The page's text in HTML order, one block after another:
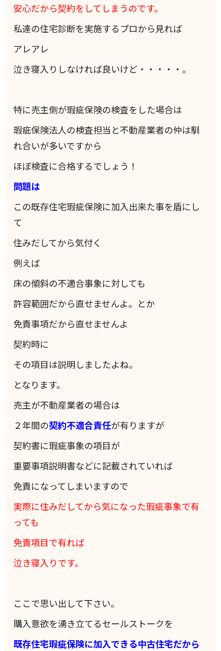
安心だから契約をしてしまうのです。
私達の住宅診断を実施するプロから見れば
アレアレ
泣き寝入りしなければ良いけど・・・・・。
特に売主側が瑕疵保険の検査をした場合は
瑕疵保険法人の検査担当と不動産業者の仲は馴
れ合いが多いですから
ほぼ検査に合格するでしょう！
問題は
この既存住宅瑕疵保険に加入出来た事を盾にし
て
住みだしてから気付く
例えば
床の傾斜の不適合事象に対しても
許容範囲だから直せませんよ。とか
免責事項だから直せませんよ
契約時に
その項目は説明しましたよね。
となります。
売主が不動産業者の場合は
２年間の契約不適合責任が有りますが
契約書に瑕疵事象の項目が
重要事項説明書などに記載されていれば
免責になってしまいますので
実際に住みだしてから気になった瑕疵事象で有
っても
免責項目で有れば
泣き寝入りです。
ここで思い出して下さい。
購入意欲を湧き立てるセールストークを
既存住宅瑕疵保険に加入できる中古住宅だから